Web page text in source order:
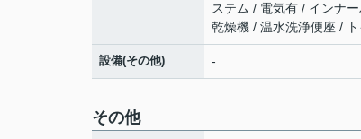
ステム / 電気有 / インナ
乾燥機 / 温水洗浄便座 /
設備(その他) -
その他